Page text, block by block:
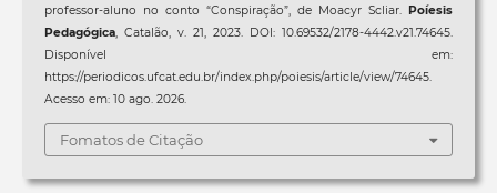
professor-aluno no conto “Conspiração”, de Moacyr Scliar.
Poíesis
Pedagógica, Catalão, v. 21, 2023. DOI: 10.69532/2178-4442.v21.74645.
Disponível em:
https://periodicos.ufcat.edu.br/index.php/poiesis/article/view/74645.
Acesso em: 10 ago. 2026.
Fomatos de Citação